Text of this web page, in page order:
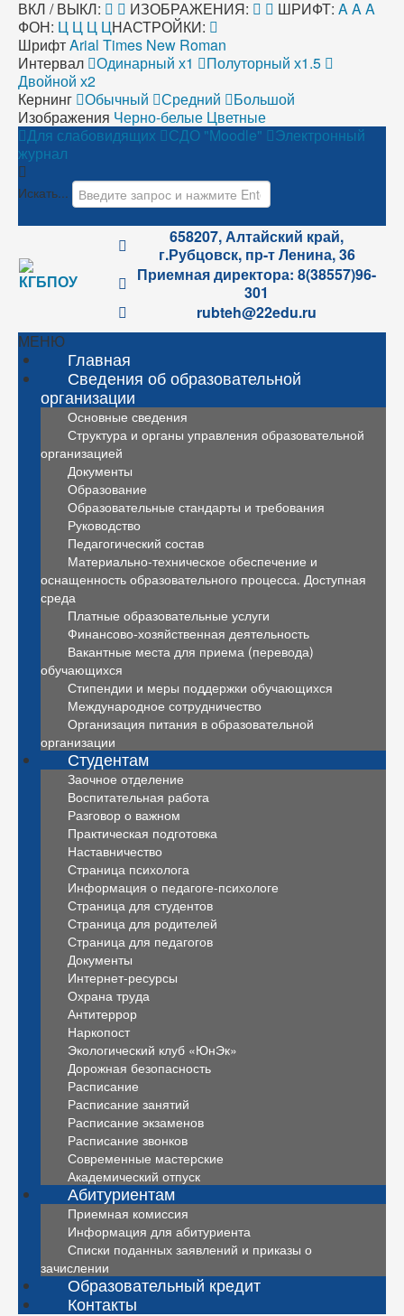
ВКЛ / ВЫКЛ: ИЗОБРАЖЕНИЯ: ШРИФТ: AAA
ФОН: Ц Ц Ц ЦНАСТРОЙКИ:
ШрифтArial Times New Roman
Интервал
Одинарный х1
Полуторный х1.5
Двойной х2
Кернинг
Обычный Средний
Большой
Изображения Черно-белые Цветные
Для слабовидящих
СДО "Moodle"
Электронный
журнал
Искать...
658207, Алтайский край,
г.Рубцовск, пр-т Ленина, 36
Приемная директора: 8(38557)96-
301
rubteh@22edu.ru
МЕНЮ
Главная
Сведения об образовательной
организации
Основные сведения
Структура и органы управления образовательной
организацией
Документы
Образование
Образовательные стандарты и требования
Руководство
Педагогический состав
Материально-техническое обеспечение и
оснащенность образовательного процесса. Доступная
среда
Платные образовательные услуги
Финансово-хозяйственная деятельность
Вакантные места для приема (перевода)
обучающихся
Стипендии и меры поддержки обучающихся
Международное сотрудничество
Организация питания в образовательной
организации
Студентам
Заочное отделение
Воспитательная работа
Разговор о важном
Практическая подготовка
Наставничество
Страница психолога
Информация о педагоге-психологе
Страница для студентов
Страница для родителей
Страница для педагогов
Документы
Интернет-ресурсы
Охрана труда
Антитеррор
Наркопост
Экологический клуб «ЮнЭк»
Дорожная безопасность
Расписание
Расписание занятий
Расписание экзаменов
Расписание звонков
Современные мастерские
Академический отпуск
Абитуриентам
Приемная комиссия
Информация для абитуриента
Списки поданных заявлений и приказы о
зачислении
Образовательный кредит
Контакты